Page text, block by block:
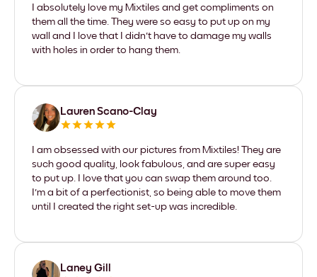
I absolutely love my Mixtiles and get compliments on
them all the time. They were so easy to put up on my
wall and I love that I didn't have to damage my walls
with holes in order to hang them.
Lauren Scano-Clay
I am obsessed with our pictures from Mixtiles! They are
such good quality, look fabulous, and are super easy
to put up. I love that you can swap them around too.
I'm a bit of a perfectionist, so being able to move them
until I created the right set-up was incredible.
Laney Gill